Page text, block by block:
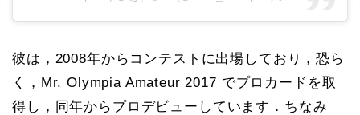
彼は，2008年からコンテストに出場しており，恐ら
く，Mr. Olympia Amateur 2017 でプロカードを取
得し，同年からプロデビューしています．ちなみ